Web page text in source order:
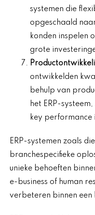
systemen die
opgeschaald
konden inspelen
grote
ontwikkelden
behulp van
het ERP-
key performance
ERP-systemen zoals
branchespecifieke
unieke behoeften
e-business of human
verbeteren binnen een